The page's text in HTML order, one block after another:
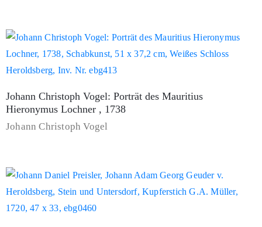
Johann Christoph Vogel: Porträt des Mauritius
Hieronymus Lochner , 1738
Johann Christoph Vogel